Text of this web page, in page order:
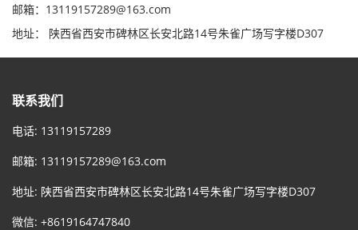
邮箱：13119157289@163.com
地址： 陕西省西安市碑林区长安北路14号朱雀广场写字楼D307
联系我们
电话: 13119157289
邮箱: 13119157289@163.com
地址: 陕西省西安市碑林区长安北路14号朱雀广场写字楼D307
微信: +8619164747840